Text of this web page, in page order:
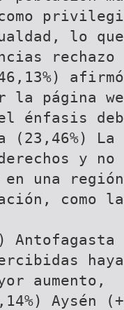
lo
la página
énfasis
(23,46%)
y no
en una región
como
aumento,
Aysén